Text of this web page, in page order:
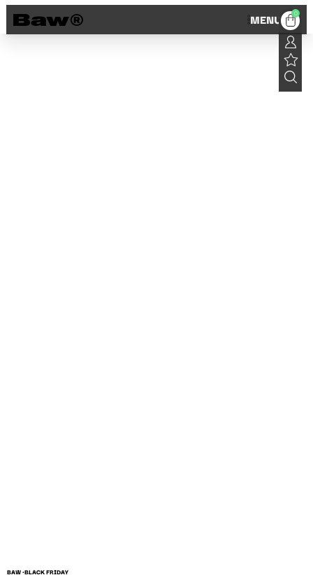
MENU 0
BAW •BLACK FRIDAY